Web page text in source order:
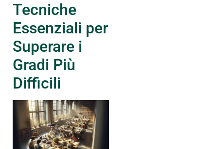
Tecniche
Essenziali per
Superare i
Gradi Più
Difficili